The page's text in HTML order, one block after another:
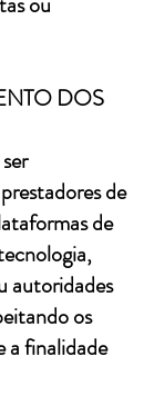
DOS
de
de
autoridades
os
a finalidade